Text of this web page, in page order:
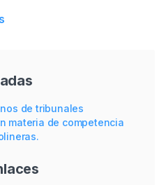
de tribunales
materia de competencia